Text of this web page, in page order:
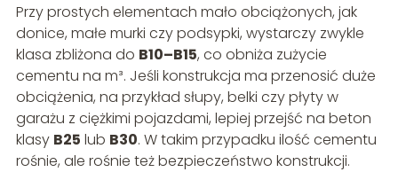
Przy prostych elementach mało obciążonych, jak
donice, małe murki czy podsypki, wystarczy zwykle
klasa zbliżona do B10–B15, co obniża zużycie
cementu na m³. Jeśli konstrukcja ma przenosić duże
obciążenia, na przykład słupy, belki czy płyty w
garażu z ciężkimi pojazdami, lepiej przejść na beton
klasy B25 lub B30. W takim przypadku ilość cementu
rośnie, ale rośnie też bezpieczeństwo konstrukcji.